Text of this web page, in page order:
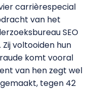
carrièrespecial
van het
SEO
voltooiden hun
komt vooral
van hen zegt wel
tegen 42